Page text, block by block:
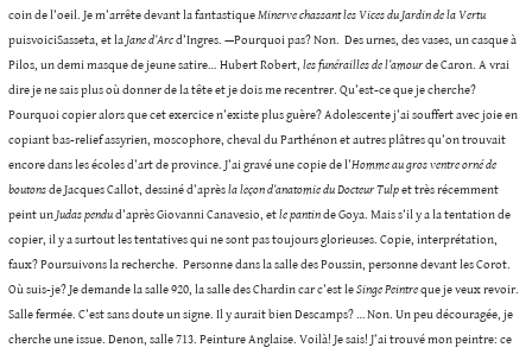
coin de l’oeil. Je m’arrête devant la fantastiqueMinerve chassant les Vices du Jardin de la Vertu
puisvoiciSasseta, et la Jane d’Arcd’Ingres. —Pourquoi pas? Non. Des urnes, des vases, un casque à
Pilos, un demi masque de jeune satire… Hubert Robert, les funérailles de l’amourde Caron. A vrai
dire je ne sais plus où donner de la tête et je dois me recentrer. Qu’est-ce que je cherche?
Pourquoi copier alors que cet exercice n’existe plus guère? Adolescente j’ai souffert avec joie en
copiant bas-relief assyrien, moscophore, cheval du Parthénon et autres plâtres qu’on trouvait
encore dans les écoles d’art de province. J’ai gravé une copie de l’Homme au gros ventre orné de
boutonsde Jacques Callot, dessiné d’aprèslaleçon d’anatomie du Docteur Tulpet très récemment
peint un Judas pendud’après Giovanni Canavesio, etle pantinde Goya. Mais s’il y a la tentation de
copier, il y a surtout les tentatives qui ne sont pas toujours glorieuses. Copie, interprétation,
faux? Poursuivons la recherche. Personne dans la salle des Poussin, personne devant les Corot.
Où suis-je? Je demande la salle 920, la salle des Chardin car c’est leSinge Peintreque je veux revoir.
Salle fermée. C’est sans doute un signe. Il y aurait bien Descamps? … Non. Un peu découragée, je
cherche une issue. Denon, salle 713. Peinture Anglaise. Voilà! Je sais! J’ai trouvé mon peintre: ce